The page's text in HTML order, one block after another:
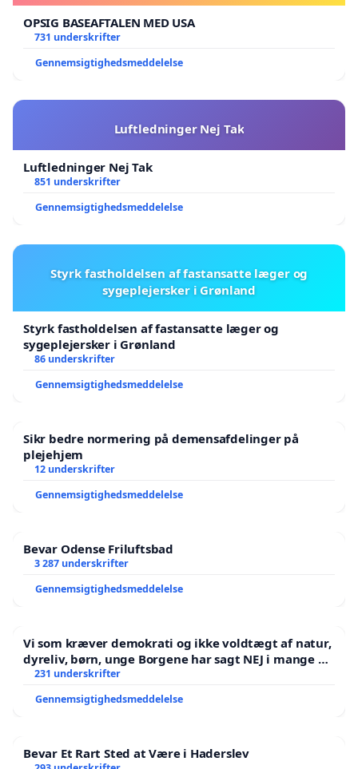
OPSIG BASEAFTALEN MED USA
731 underskrifter
Gennemsigtighedsmeddelelse
Luftledninger Nej Tak
Luftledninger Nej Tak
851 underskrifter
Gennemsigtighedsmeddelelse
Styrk fastholdelsen af fastansatte læger og
sygeplejersker i Grønland
Styrk fastholdelsen af fastansatte læger og
sygeplejersker i Grønland
86 underskrifter
Gennemsigtighedsmeddelelse
Sikr bedre normering på demensafdelinger på
plejehjem
12 underskrifter
Gennemsigtighedsmeddelelse
Bevar Odense Friluftsbad
3 287 underskrifter
Gennemsigtighedsmeddelelse
Vi som kræver demokrati og ikke voldtægt af natur,
dyreliv, børn, unge Borgene har sagt NEJ i mange år.
Der er
231 underskrifter
Gennemsigtighedsmeddelelse
Bevar Et Rart Sted at Være i Haderslev